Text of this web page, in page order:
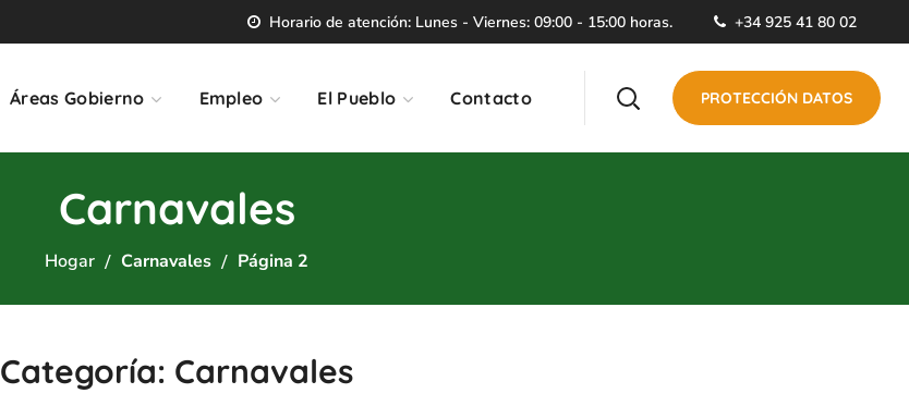
Horario de atención: Lunes - Viernes: 09:00 - 15:00 horas. +34 925 41 80 02
Áreas Gobierno Empleo El Pueblo Contacto PROTECCIÓN DATOS
Carnavales
Hogar Carnavales Página 2
Categoría: Carnavales